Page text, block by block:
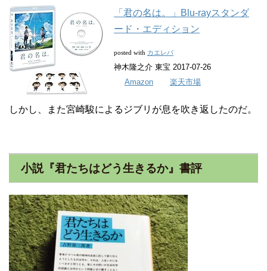
「君の名は。」Blu-rayスタンダ
ード・エディション
posted with カエレバ
神木隆之介 東宝 2017-07-26
Amazon
楽天市場
しかし、また宮崎駿によるジブリが息を吹き返したのだ。
小説『君たちはどう生きるか』書評